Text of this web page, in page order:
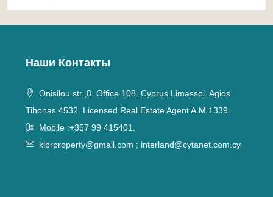
Наши Контакты
Onisilou str.,8. Office 108. Cyprus.Limassol. Agios
Tihonas 4532. Licensed Real Estate Agent A.M.1339.
Mobile :+357 99 415401.
kiprproperty@gmail.com ; interland@cytanet.com.cy